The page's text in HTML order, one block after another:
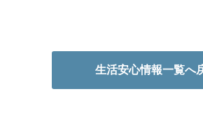
生活安心情報一覧へ